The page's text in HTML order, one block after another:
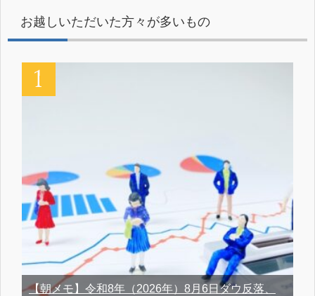
お越しいただいた方々が多いもの
【朝メモ】令和8年（2026年）8月6日ダウ反落、